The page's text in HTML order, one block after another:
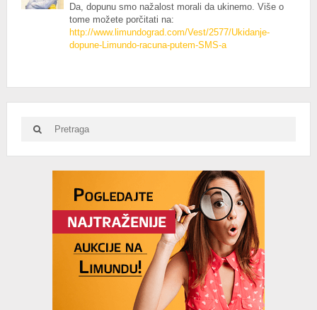
Da, dopunu smo nažalost morali da ukinemo. Više o
tome možete porčitati na:
http://www.limundograd.com/Vest/2577/Ukidanje-
dopune-Limundo-racuna-putem-SMS-a
for:
Search